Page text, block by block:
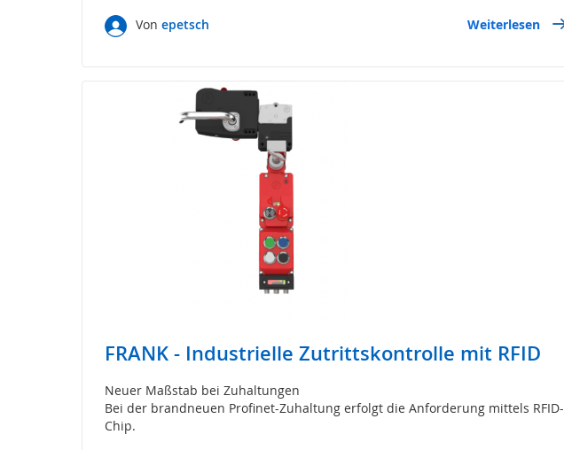
Von epetsch Weiterlesen
FRANK - Industrielle Zutrittskontrolle mit RFID
Neuer Maßstab bei Zuhaltungen
Bei der brandneuen Profinet-Zuhaltung erfolgt die Anforderung mittels RFID-
Chip.